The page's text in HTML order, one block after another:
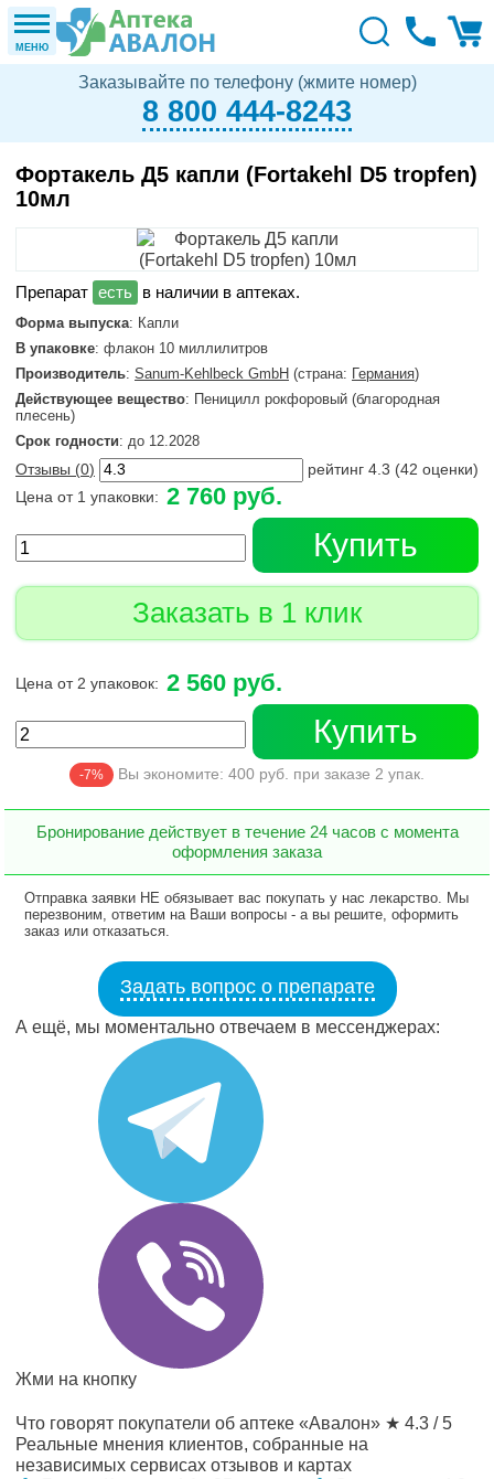
МЕНЮ
Заказывайте по телефону (жмите номер)
8 800 444-8243
Фортакель Д5 капли (Fortakehl D5 tropfen)
10мл
в наличии в аптеках.
Форма выпуска: Капли
В упаковке: флакон 10 миллилитров
Производитель: Sanum-Kehlbeck GmbH (страна: Германия)
Действующее вещество: Пеницилл рокфоровый (благородная
плесень)
Срок годности: до 12.2028
Отзывы (0) рейтинг 4.3 (42 оценки)
Цена от 1 упаковки: 2 760 руб.
Купить
Заказать в 1 клик
Цена от 2 упаковок: 2 560 руб.
Купить
-7% Вы экономите: 400 руб. при заказе 2 упак.
Бронирование действует в течение 24 часов с момента
оформления заказа
Отправка заявки НЕ обязывает вас покупать у нас лекарство. Мы
перезвоним, ответим на Ваши вопросы - а вы решите, оформить
заказ или отказаться.
Задать вопрос о препарате
А ещё, мы моментально отвечаем в мессенджерах:
Жми на кнопку
Что говорят покупатели об аптеке «Авалон» ★ 4.3 / 5
Реальные мнения клиентов, собранные на
независимых сервисах отзывов и картах